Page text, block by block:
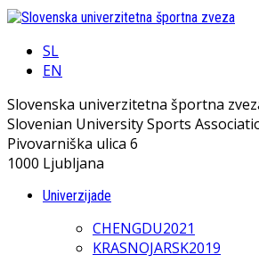
SL
EN
Slovenska univerzitetna športna
Slovenian University Sports
Pivovarniška ulica 6
1000 Ljubljana
Univerzijade
CHENGDU2021
KRASNOJARSK2019